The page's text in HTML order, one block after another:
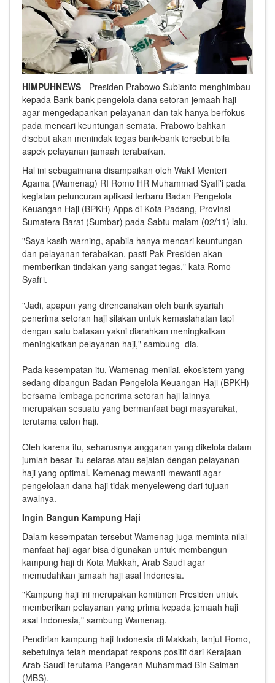
HIMPUHNEWS - Presiden Prabowo Subianto menghimbau
kepada Bank-bank pengelola dana setoran jemaah haji
agar mengedapankan pelayanan dan tak hanya berfokus
pada mencari keuntungan semata. Prabowo bahkan
disebut akan menindak tegas bank-bank tersebut bila
aspek pelayanan jamaah terabaikan.
Hal ini sebagaimana disampaikan oleh Wakil Menteri
Agama (Wamenag) RI Romo HR Muhammad Syafi'i pada
kegiatan peluncuran aplikasi terbaru Badan Pengelola
Keuangan Haji (BPKH) Apps di Kota Padang, Provinsi
Sumatera Barat (Sumbar) pada Sabtu malam (02/11) lalu.
"Saya kasih warning, apabila hanya mencari keuntungan
dan pelayanan terabaikan, pasti Pak Presiden akan
memberikan tindakan yang sangat tegas," kata Romo
Syafi'i.
"Jadi, apapun yang direncanakan oleh bank syariah
penerima setoran haji silakan untuk kemaslahatan tapi
dengan satu batasan yakni diarahkan meningkatkan
meningkatkan pelayanan haji," sambung dia.
Pada kesempatan itu, Wamenag menilai, ekosistem yang
sedang dibangun Badan Pengelola Keuangan Haji (BPKH)
bersama lembaga penerima setoran haji lainnya
merupakan sesuatu yang bermanfaat bagi masyarakat,
terutama calon haji.
Oleh karena itu, seharusnya anggaran yang dikelola dalam
jumlah besar itu selaras atau sejalan dengan pelayanan
haji yang optimal. Kemenag mewanti-mewanti agar
pengelolaan dana haji tidak menyeleweng dari tujuan
awalnya.
Ingin Bangun Kampung Haji
Dalam kesempatan tersebut Wamenag juga meminta nilai
manfaat haji agar bisa digunakan untuk membangun
kampung haji di Kota Makkah, Arab Saudi agar
memudahkan jamaah haji asal Indonesia.
"Kampung haji ini merupakan komitmen Presiden untuk
memberikan pelayanan yang prima kepada jemaah haji
asal Indonesia," sambung Wamenag.
Pendirian kampung haji Indonesia di Makkah, lanjut Romo,
sebetulnya telah mendapat respons positif dari Kerajaan
Arab Saudi terutama Pangeran Muhammad Bin Salman
(MBS).